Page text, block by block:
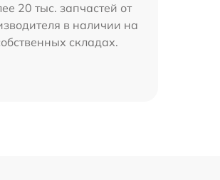
20 тыс. запчастей от
в наличии на
складах.